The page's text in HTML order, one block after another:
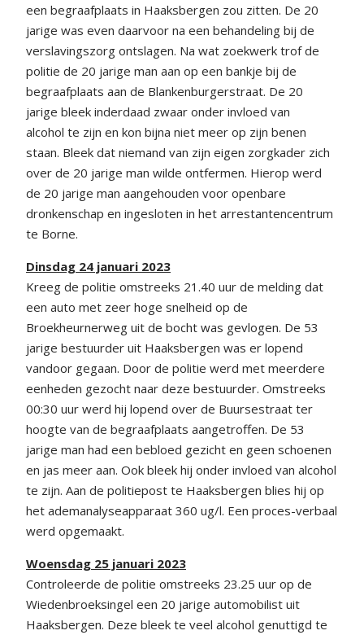
een begraafplaats in Haaksbergen zou zitten. De 20
jarige was even daarvoor na een behandeling bij de
verslavingszorg ontslagen. Na wat zoekwerk trof de
politie de 20 jarige man aan op een bankje bij de
begraafplaats aan de Blankenburgerstraat. De 20
jarige bleek inderdaad zwaar onder invloed van
alcohol te zijn en kon bijna niet meer op zijn benen
staan. Bleek dat niemand van zijn eigen zorgkader zich
over de 20 jarige man wilde ontfermen. Hierop werd
de 20 jarige man aangehouden voor openbare
dronkenschap en ingesloten in het arrestantencentrum
te Borne.
Dinsdag 24 januari 2023
Kreeg de politie omstreeks 21.40 uur de melding dat
een auto met zeer hoge snelheid op de
Broekheurnerweg uit de bocht was gevlogen. De 53
jarige bestuurder uit Haaksbergen was er lopend
vandoor gegaan. Door de politie werd met meerdere
eenheden gezocht naar deze bestuurder. Omstreeks
00:30 uur werd hij lopend over de Buursestraat ter
hoogte van de begraafplaats aangetroffen. De 53
jarige man had een bebloed gezicht en geen schoenen
en jas meer aan. Ook bleek hij onder invloed van alcohol
te zijn. Aan de politiepost te Haaksbergen blies hij op
het ademanalyseapparaat 360 ug/l. Een proces-verbaal
werd opgemaakt.
Woensdag 25 januari 2023
Controleerde de politie omstreeks 23.25 uur op de
Wiedenbroeksingel een 20 jarige automobilist uit
Haaksbergen. Deze bleek te veel alcohol genuttigd te